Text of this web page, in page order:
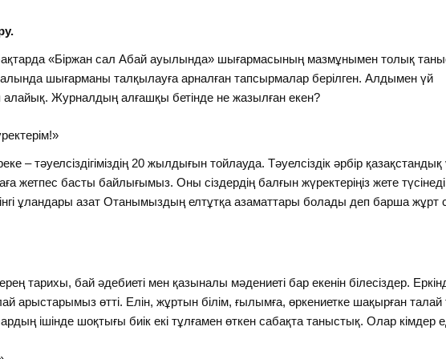
«Біржан сал Абай ауылында» шығармасының мазмұнымен толық
шығарманы талқылауға арналған тапсырмалар берілген. Алдымен үй
алайық. Журналдың алғашқы бетінде не жазылған екен?
– тәуелсіздігіміздің 20 жылдығын тойлауда. Тәуелсіздік әрбір қазақстандық
жетпес басты байлығымыз. Оны сіздердің балғын жүректеріңіз жете
ұландары азат Отанымыздың елтұтқа азаматтары болады деп барша жұрт
тарихы, бай әдебиеті мен қазыналы мәдениеті бар екенін білесіздер.
арыстарымыз өтті. Елін, жұртын білім, ғылымға, өркениетке шақырған талай
ішінде шоқтығы биік екі тұлғамен өткен сабақта таныстық. Олар кімдер